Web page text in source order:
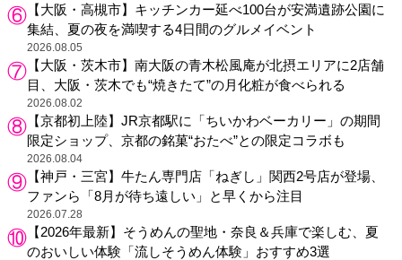
【大阪・高槻市】キッチンカー延べ100台が安満遺跡公園に
集結、夏の夜を満喫する4日間のグルメイベント
2026.08.05
【大阪・茨木市】南大阪の青木松風庵が北摂エリアに2店舗
目、大阪・茨木でも“焼きたて”の月化粧が食べられる
2026.08.02
【京都初上陸】JR京都駅に「ちいかわベーカリー」の期間
限定ショップ、京都の銘菓“おたべ”との限定コラボも
2026.08.04
【神戸・三宮】牛たん専門店「ねぎし」関西2号店が登場、
ファンら「8月が待ち遠しい」と早くから注目
2026.07.28
【2026年最新】そうめんの聖地・奈良＆兵庫で楽しむ、夏
のおいしい体験「流しそうめん体験」おすすめ3選